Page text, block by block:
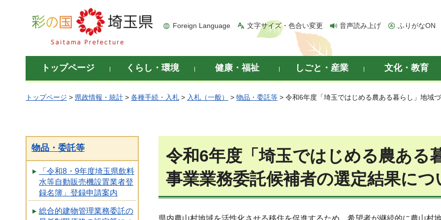
彩の国 埼玉県
Foreign Language 文字サイズ・色合い変更 音声読み上げ ふりがなON
トップページ くらし・環境 健康・福祉 しごと・産業 文化・教育
トップページ > 県政情報・統計 > 各種手続・入札 > 入札（一般） > 物品・委託等 > 令和6年度「埼玉ではじめる農ある暮らし」地域
物品・委託等
「令和8・9年度埼玉県飲料
水等自動販売機設置業者登
録名簿」登録申請案内
総合的建物管理業務委託の
令和6年度「埼玉ではじめる農ある
事業業務委託候補者の選定結果につ